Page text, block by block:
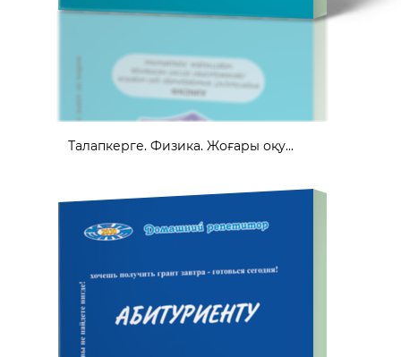
Талапкерге. Физика. Жоғары оқу...